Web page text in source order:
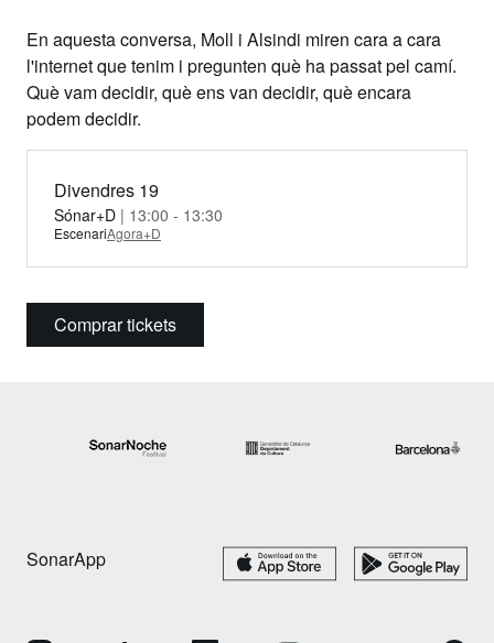
En aquesta conversa, Moll i Alsindi miren cara a cara
l'internet que tenim i pregunten què ha passat pel camí.
Què vam decidir, què ens van decidir, què encara
podem decidir.
Divendres 19
Sónar+D | 13:00 - 13:30
EscenariAgora+D
Comprar tickets
SonarApp